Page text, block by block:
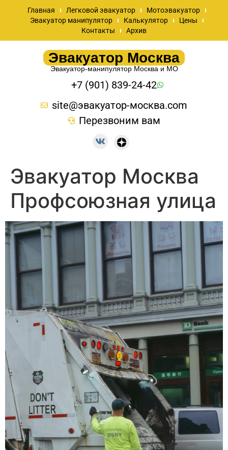
Главная Легковой эвакуатор
Мотоэвакуатор
Эвакуатор манипулятор
Калькулятор
Цены
Контакты
Архив
Эвакуатор Москва
Эвакуатор-манипулятор Москва и МО
+7 (901) 839-24-42
site@эвакуатор-москва.com
Перезвоним вам
Эвакуатор Москва
Профсоюзная улица